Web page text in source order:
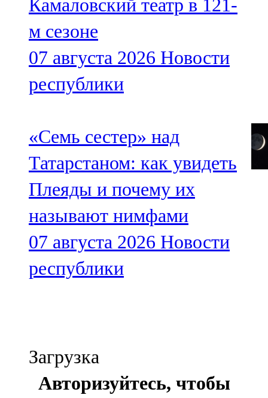
Камаловский театр в 121-
м сезоне
07 августа 2026 Новости
республики
«Семь сестер» над
Татарстаном: как увидеть
Плеяды и почему их
называют нимфами
07 августа 2026 Новости
республики
Загрузка
Авторизуйтесь, чтобы